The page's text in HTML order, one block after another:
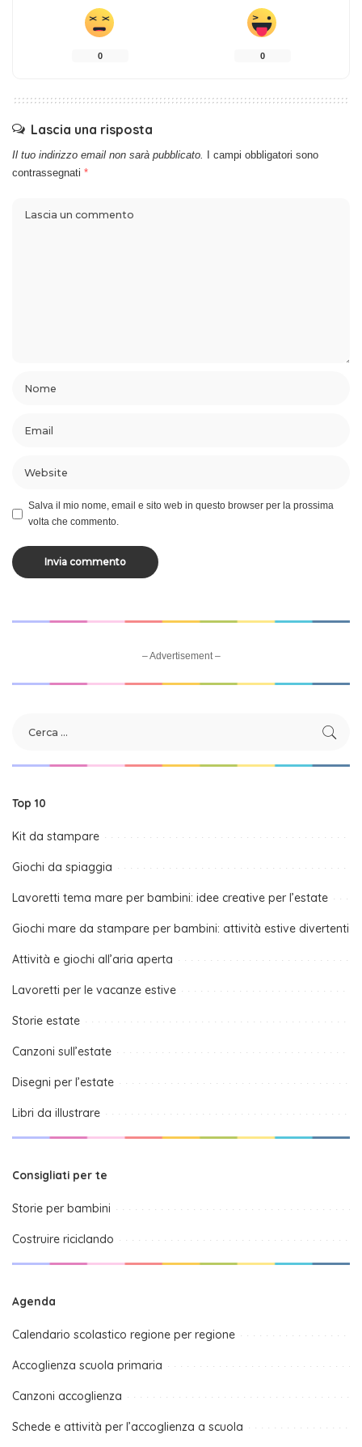
0 0
Lascia una risposta
Il tuo indirizzo email non sarà pubblicato.
I campi obbligatori sono
contrassegnati *
Salva il mio nome, email e sito web in questo browser per la prossima
volta che commento.
– Advertisement –
Top 10
Kit da stampare
Giochi da spiaggia
Lavoretti tema mare per bambini: idee creative per l’estate
Giochi mare da stampare per bambini: attività estive divertenti
Attività e giochi all’aria aperta
Lavoretti per le vacanze estive
Storie estate
Canzoni sull’estate
Disegni per l’estate
Libri da illustrare
Consigliati per te
Storie per bambini
Costruire riciclando
Agenda
Calendario scolastico regione per regione
Accoglienza scuola primaria
Canzoni accoglienza
Schede e attività per l’accoglienza a scuola